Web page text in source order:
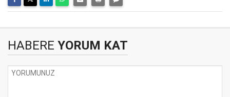
HABERE YORUM KAT